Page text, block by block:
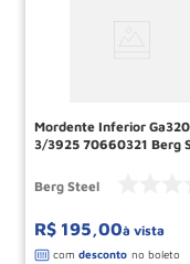
Mordente Inferior
3/3925 70660321 Berg
Berg Steel
R$ 195,00à vista